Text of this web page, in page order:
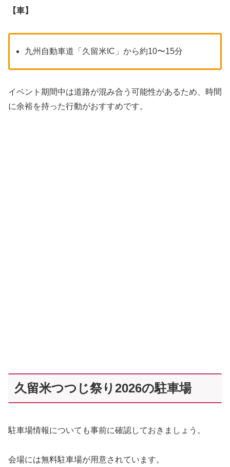
【車】
九州自動車道「久留米IC」から約10〜15分
イベント期間中は道路が混み合う可能性があるため、時間
に余裕を持った行動がおすすめです。
久留米つつじ祭り2026の駐車場
駐車場情報についても事前に確認しておきましょう。
会場には無料駐車場が用意されています。